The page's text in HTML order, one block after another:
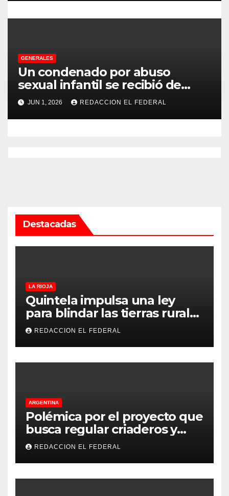
GENERALES
Un condenado por abuso
sexual infantil se recibió de
psicopedagogo dentro del
Servicio Penitenciario de La
Rioja
JUN 1, 2026 REDACCION EL FEDERAL
Destacadas
LA RIOJA
Quintela impulsa una ley
para blindar las tierras rurales
de La Rioja: cuáles son los
principales puntos
REDACCION EL FEDERAL
ARGENTINA
Polémica por el proyecto que
busca regular criaderos y
refugios de perros y gatos:
denuncian excesos, mientras
proteccionistas reclaman
controles más duros
REDACCION EL FEDERAL